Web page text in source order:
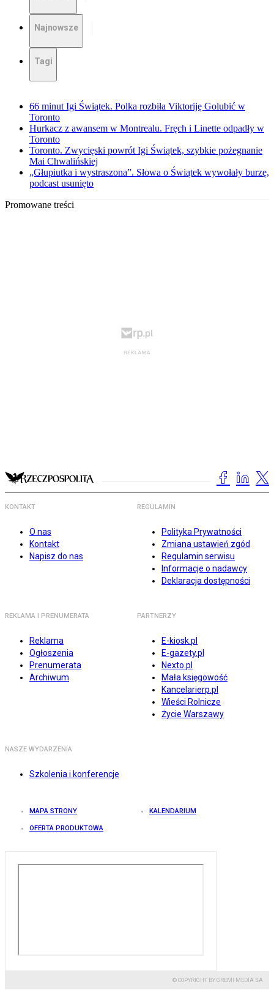
Najnowsze
Tagi
66 minut Igi Świątek. Polka rozbiła Viktoriję Golubić w
Toronto
Hurkacz z awansem w Montrealu. Fręch i Linette odpadły w
Toronto
Toronto. Zwycięski powrót Igi Świątek, szybkie pożegnanie
Mai Chwalińskiej
„Głupiutka i wystraszona”. Słowa o Świątek wywołały burzę,
podcast usunięto
Promowane treści
KONTAKT
O nas
Kontakt
Napisz do nas
REGULAMIN
Polityka Prywatności
Zmiana ustawień zgód
Regulamin serwisu
Informacje o nadawcy
Deklaracja dostępności
REKLAMA I PRENUMERATA
Reklama
Ogłoszenia
Prenumerata
Archiwum
PARTNERZY
E-kiosk.pl
E-gazety.pl
Nexto.pl
Mała księgowość
Kancelarierp.pl
Wieści Rolnicze
Życie Warszawy
NASZE WYDARZENIA
Szkolenia i konferencje
MAPA STRONY KALENDARIUM
OFERTA PRODUKTOWA
© COPYRIGHT BY GREMI MEDIA SA